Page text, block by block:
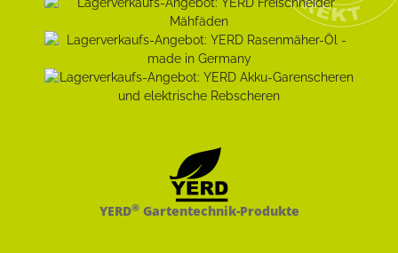
YERD®Gartentechnik-Produkte